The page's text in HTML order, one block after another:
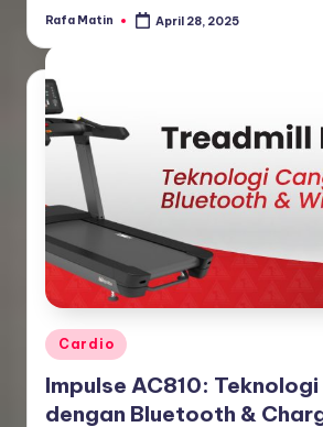
Posted
Rafa Matin April 28, 2025
Posted
in
Cardio
Impulse AC810:
dengan Bluetooth &